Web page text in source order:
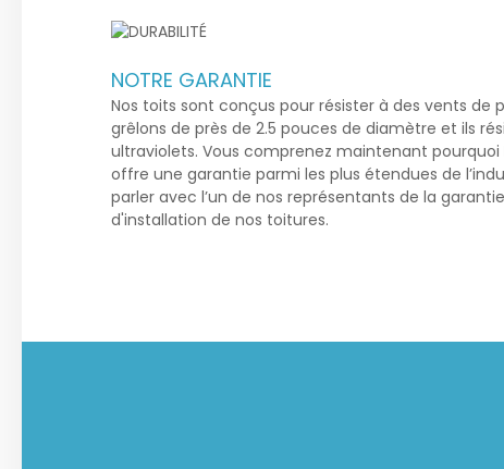
NOTRE GARANTIE
Nos toits sont conçus pour résister à des vents de
grêlons de près de 2.5 pouces de diamètre et ils
ultraviolets. Vous comprenez maintenant pourquoi
offre une garantie parmi les plus étendues de
parler avec l’un de nos représentants de la
d'installation de nos toitures.